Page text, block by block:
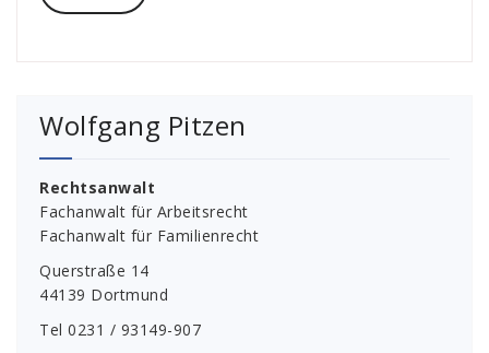
Wolfgang Pitzen
Rechtsanwalt
Fachanwalt für Arbeitsrecht
Fachanwalt für Familienrecht
Querstraße 14
44139 Dortmund
Tel 0231 / 93149-907